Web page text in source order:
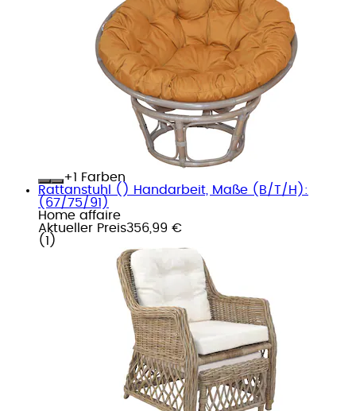
+
Farben
Rattanstuhl () Handarbeit, Maße (B/T/H):
(67/75/91)
Home affaire
Aktueller Preis356,99 €
( 1 )